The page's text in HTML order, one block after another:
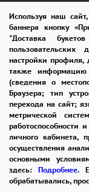
Используя наш
баннера кнопку
"Доставка
настройки профиля,
также
(сведения о
Браузера; тип
перехода на сайт;
метрической
работоспособности
личного кабинета,
осуществления
основными
здесь: Подробнее.
обрабатывались,
ПОМОЩЬ